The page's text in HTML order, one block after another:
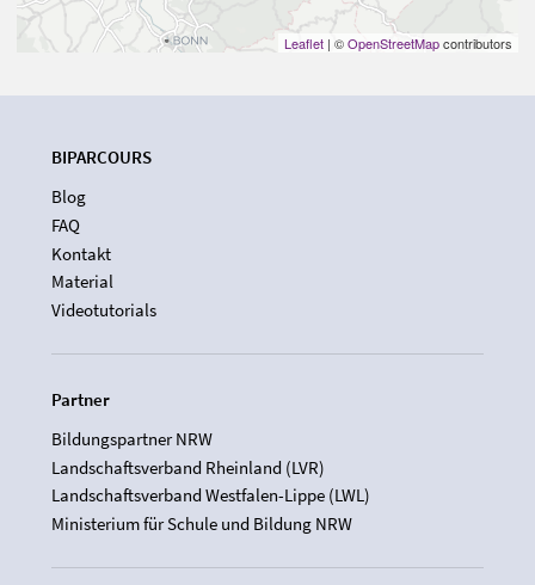
Leaflet | ©OpenStreetMapcontributors
BIPARCOURS
Blog
FAQ
Kontakt
Material
Videotutorials
Partner
Bildungspartner NRW
Landschaftsverband Rheinland (LVR)
Landschaftsverband Westfalen-Lippe (LWL)
Ministerium für Schule und Bildung NRW